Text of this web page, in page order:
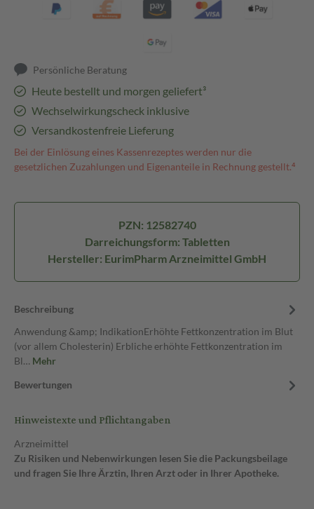
Persönliche Beratung
Heute bestellt und morgen geliefert³
Wechselwirkungscheck inklusive
Versandkostenfreie Lieferung
Bei der Einlösung eines Kassenrezeptes werden nur die
gesetzlichen Zuzahlungen und Eigenanteile in Rechnung gestellt.⁴
PZN: 12582740
Darreichungsform: Tabletten
Hersteller: EurimPharm Arzneimittel GmbH
Beschreibung
Anwendung &amp; IndikationErhöhte Fettkonzentration im Blut
(vor allem Cholesterin) Erbliche erhöhte Fettkonzentration im
Bl… Mehr
Bewertungen
Hinweistexte und Pflichtangaben
Arzneimittel
Zu Risiken und Nebenwirkungen lesen Sie die Packungsbeilage
und fragen Sie Ihre Ärztin, Ihren Arzt oder in Ihrer Apotheke.